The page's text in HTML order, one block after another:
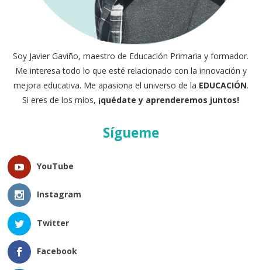
Soy Javier Gaviño, maestro de Educación Primaria y formador.
Me interesa todo lo que esté relacionado con la innovación y
mejora educativa. Me apasiona el universo de la EDUCACIÓN.
Si eres de los míos, ¡quédate y aprenderemos juntos!
Sígueme
YouTube
Instagram
Twitter
Facebook